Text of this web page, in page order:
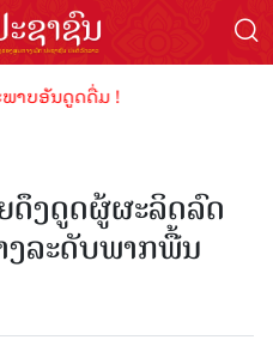
ອັນດູດດື່ມ !
ດຶງດູດຜູ້ຜະລິດລົດ
ງລະດັບພາກພື້ນ